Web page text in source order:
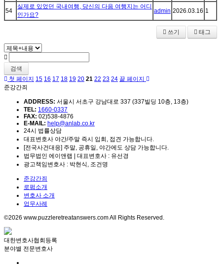
54
실제로 있었던 국내여행, 당신의 다음 여행지는 어디
인가요?
admin 2026.03.16 1
쓰기 태그
검색
첫 페이지 15 16 17 18 19 20 21 22 23 24 끝 페이지
준강간죄
ADDRESS: 서울시 서초구 강남대로 337 (337빌딩 10층, 13층)
TEL: 1660-0337
FAX: 02)538-4876
E-MAIL: help@anlab.co.kr
24시 법률상담
대표변호사 야간/주말 즉시 입회, 접견 가능합니다.
[전국사건대응] 주말, 공휴일, 야간에도 상담 가능합니다.
법무법인 에이앤랩 | 대표변호사 : 유선경
광고책임변호사 : 박현식, 조건명
준강간죄
로펌소개
변호사 소개
업무사례
©2026 www.puzzleretreatanswers.com All Rights Reserved.
대한변호사협회등록
분야별 전문변호사